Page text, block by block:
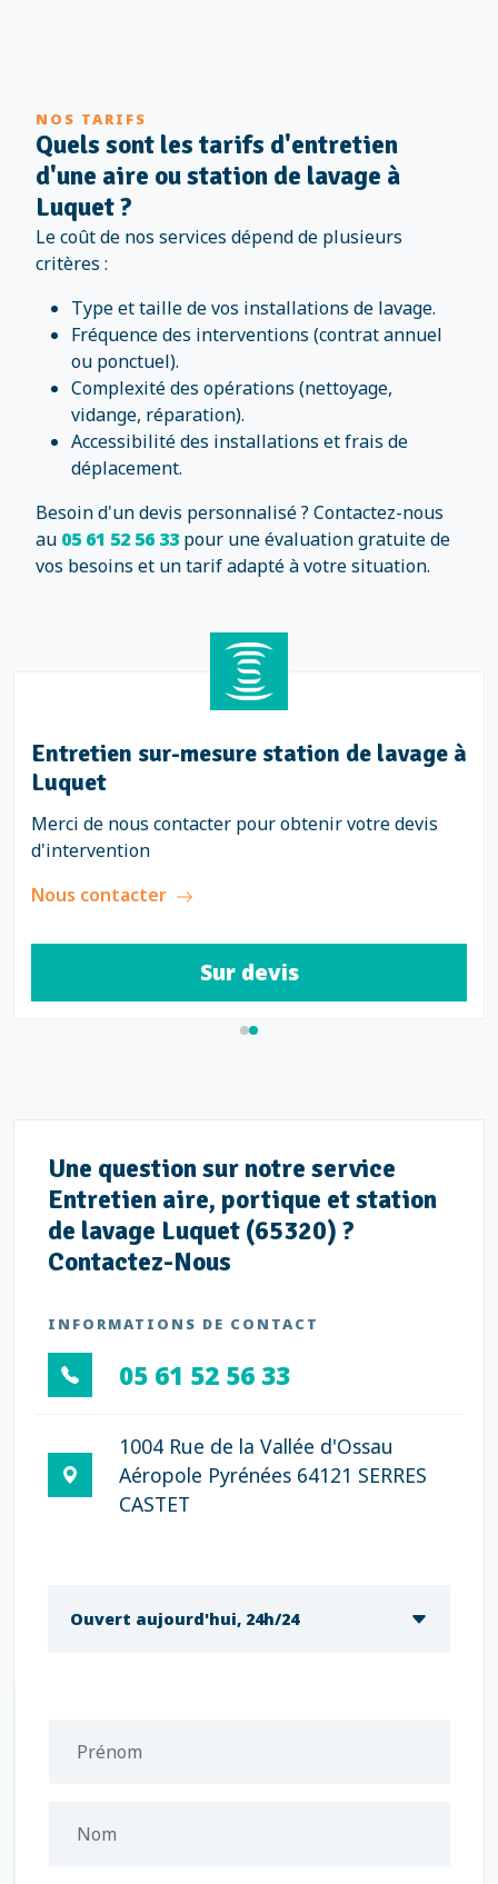
NOS TARIFS
Quels sont les tarifs d'entretien
d'une aire ou station de lavage à
Luquet ?
Le coût de nos services dépend de plusieurs
critères :
Type et taille de vos installations de lavage.
Fréquence des interventions (contrat annuel
ou ponctuel).
Complexité des opérations (nettoyage,
vidange, réparation).
Accessibilité des installations et frais de
déplacement.
Besoin d'un devis personnalisé ? Contactez-nous
au 05 61 52 56 33 pour une évaluation gratuite de
vos besoins et un tarif adapté à votre situation.
Entretien sur-mesure station de lavage à
Luquet
Merci de nous contacter pour obtenir votre devis
d'intervention
Nous contacter
Sur devis
Une question sur notre service
Entretien aire, portique et station
de lavage Luquet (65320) ?
Contactez-Nous
INFORMATIONS DE CONTACT
05 61 52 56 33
1004 Rue de la Vallée d'Ossau
Aéropole Pyrénées 64121 SERRES
CASTET
Ouvert aujourd'hui, 24h/24
Prénom
Nom